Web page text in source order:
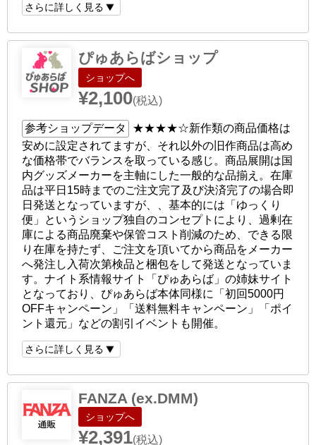
さらに詳しく見る
ぴゅあらばショップ
ショップへ
¥2,100(税込)
参考ショップデータ ★★★★☆新作類の商品価格は
安めに設定されてますが、それ以外の旧作商品は高め
な価格帯でバランスを取っている感じ。商品展開は国
内グッズメーカーを主軸にした一般的な品揃え。在庫
品は平日15時までのご注文完了及び決済完了の場合即
日発送となっていますが、、基本的には「ゆっくり
便」というショップ独自のコンセプトにより、過剰在
庫による商品廃棄や保管コスト削減のため、できる限
り在庫を持たず、ご注文を頂いてから商品をメーカー
へ発注し入荷次第検品と梱包をして発送となっていま
す。ナイト系情報サイト「ぴゅあらば」の姉妹サイト
となっており、ぴゅあらば本体同様に「初回5000円
OFFキャンペーン」「送料無料キャンペーン」「ポイ
ント還元」などの割引イベントも開催。
さらに詳しく見る
FANZA (ex.DMM)
ショップへ
¥2,391(税込)